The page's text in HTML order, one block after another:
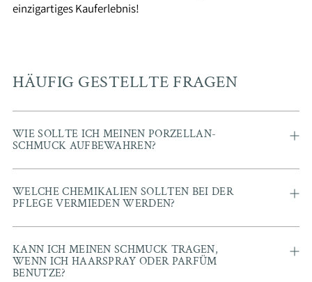
einzigartiges Kauferlebnis!
HÄUFIG GESTELLTE FRAGEN
WIE SOLLTE ICH MEINEN PORZELLAN-
SCHMUCK AUFBEWAHREN?
WELCHE CHEMIKALIEN SOLLTEN BEI DER
PFLEGE VERMIEDEN WERDEN?
KANN ICH MEINEN SCHMUCK TRAGEN,
WENN ICH HAARSPRAY ODER PARFÜM
BENUTZE?